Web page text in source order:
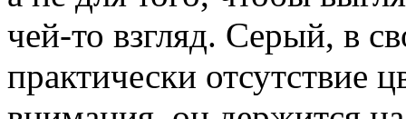
чей-то взгляд. Серый, в
практически отсутствие